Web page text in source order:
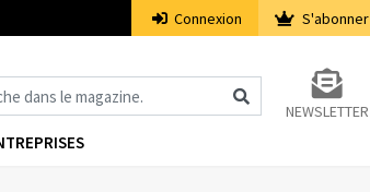
Connexion S'abonner
NEWSLETTER